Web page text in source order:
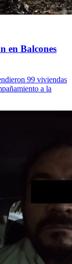
en Balcones
99 viviendas
a la